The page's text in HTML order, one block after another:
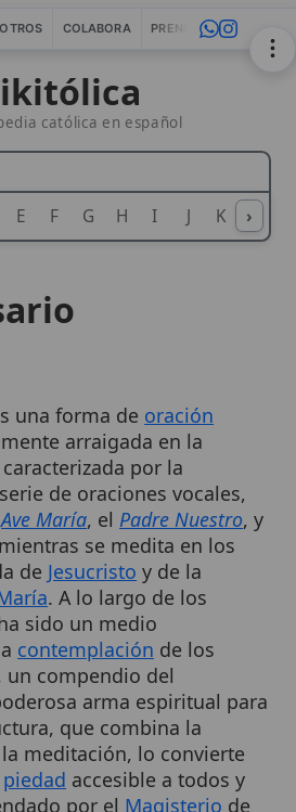
COLABORA PRENSA WEBMASTERS
católica en español
F G H I J K L M
›
por la
de oraciones vocales,
María, elPadre Nuestro
se medita en los
deJesucristoy de la
. A lo largo de los
un medio
de los
compendio del
arma espiritual para
que combina la
lo convierte
accesible a todos y
por el Magisterio de